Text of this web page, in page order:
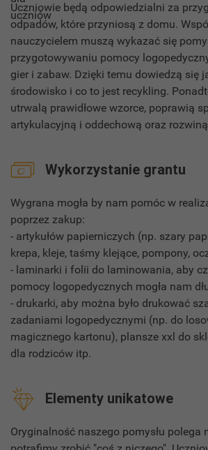
Uczniowie będą odpowiedzialni za
odpadów, które przyniosą z domu.
nauczycielem muszą wykazać się
przygotowywaniu pomocy
gier i zabaw. Dzięki temu dowiedzą się
środowisko i co to jest recykling.
utrwalą prawidłowe wzorce, poprawią
artykulacyjną i oddechową oraz
Wykorzystanie grantu
Wygrana mogła by nam pomóc w
poprzez zakup:
- artykułów papierniczych (np. szary
krepa, kleje, taśmy klejące, pompony,
- laminarki i folii do laminowania, aby
pomocy logopedycznych mogła nam
- drukarki, aby można było drukować
zadaniami logopedycznymi (np. do
magicznego kartonu), plansze xxl do
dla rodziców itp.
Elementy unikatowe
Oryginalność naszego pomysłu polega